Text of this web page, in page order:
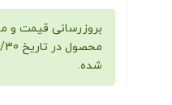
بروزرسانی قیمت و
شده.